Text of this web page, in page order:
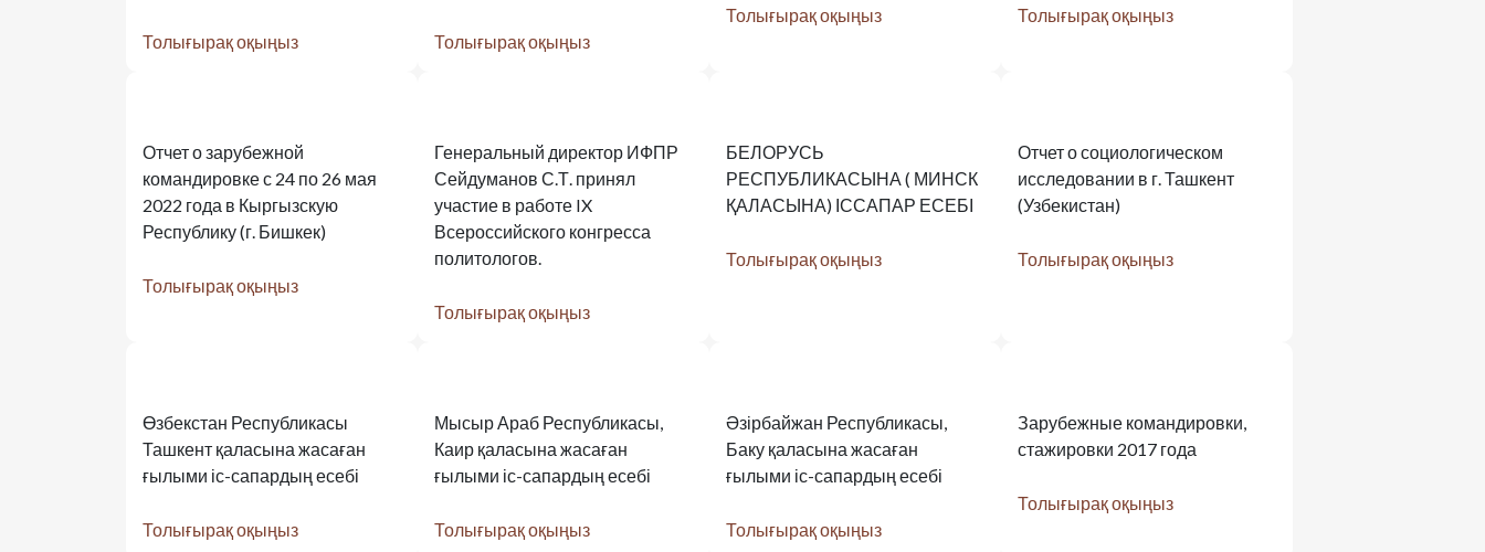
Толығырақ оқыңыз Толығырақ оқыңыз
Толығырақ оқыңыз Толығырақ оқыңыз
Отчет о зарубежной
командировке с 24 по 26 мая
2022 года в Кыргызскую
Республику (г. Бишкек)
Толығырақ оқыңыз
Генеральный директор ИФПР
Сейдуманов С.Т. принял
участие в работе IX
Всероссийского конгресса
политологов.
Толығырақ оқыңыз
БЕЛОРУСЬ
РЕСПУБЛИКАСЫНА ( МИНСК
ҚАЛАСЫНА) ІССАПАР ЕСЕБІ
Толығырақ оқыңыз
Отчет о социологическом
исследовании в г. Ташкент
(Узбекистан)
Толығырақ оқыңыз
Өзбекстан Республикасы
Ташкент қаласына жасаған
ғылыми іс-сапардың есебі
Толығырақ оқыңыз
Мысыр Араб Республикасы,
Каир қаласына жасаған
ғылыми іс-сапардың есебі
Толығырақ оқыңыз
Әзірбайжан Республикасы,
Баку қаласына жасаған
ғылыми іс-сапардың есебі
Толығырақ оқыңыз
Зарубежные командировки,
стажировки 2017 года
Толығырақ оқыңыз